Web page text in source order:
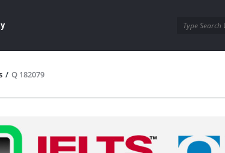
/ Q 182079